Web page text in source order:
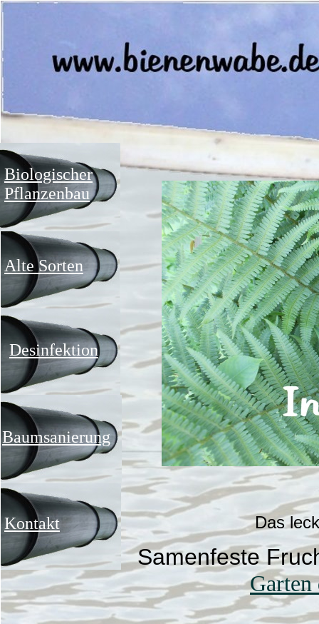
Das
Samenfeste
Alte Sorten
Desinfektion
Baumsanierung
Biologischer
Pflanzenbau
Kontakt